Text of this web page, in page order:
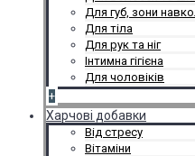
Для губ, зони
Для тіла
Для рук та ніг
Інтимна гігієна
Для чоловіків
+
Харчові добавки
Від стресу
Вітаміни